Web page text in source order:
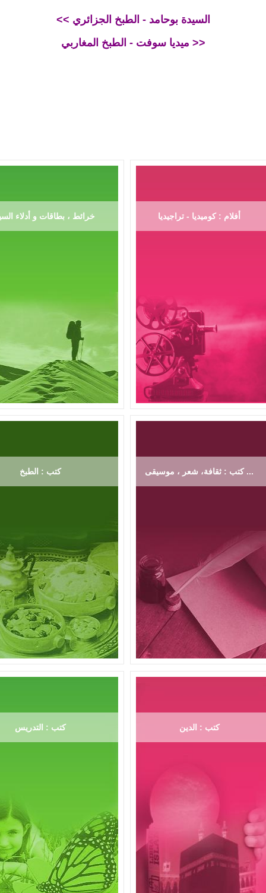
<< السيدة بوحامد - الطبخ الجزائري
ميديا سوفت - الطبخ المغاربي >>
خرائط ، بطاقات و أدلاء أفلام : كوميديا - تراجيديا
كتب : الطبخ كتب : ثقافة، شعر ، موسيقى ...
كتب : التدريس كتب : الدين